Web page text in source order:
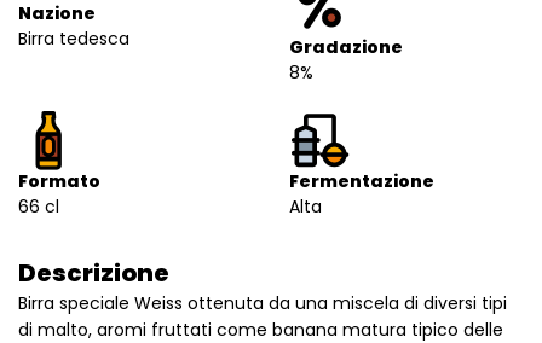
Nazione
Birra tedesca
Gradazione
8%
Formato
66 cl
Fermentazione
Alta
Descrizione
Birra speciale Weiss ottenuta da una miscela di diversi tipi
di malto, aromi fruttati come banana matura tipico delle